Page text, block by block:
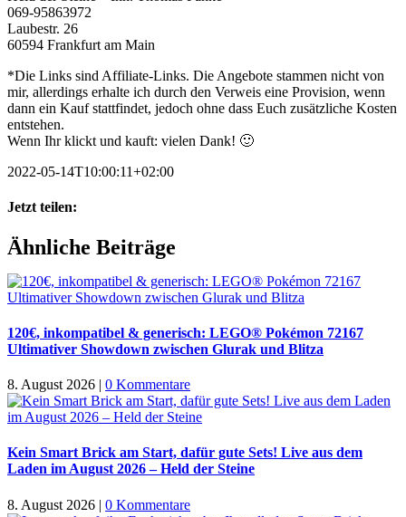
069-95863972
Laubestr. 26
60594 Frankfurt am Main
*Die Links sind Affiliate-Links. Die Angebote stammen nicht von
mir, allerdings erhalte ich durch den Verweis eine Provision, wenn
dann ein Kauf stattfindet, jedoch ohne dass Euch zusätzliche Kosten
entstehen.
Wenn Ihr klickt und kauft: vielen Dank! 🙂
2022-05-14T10:00:11+02:00
Jetzt teilen:
Facebook
X
WhatsApp
Pinterest
E-
Mail
Ähnliche Beiträge
120€, inkompatibel & generisch: LEGO® Pokémon 72167
Ultimativer Showdown zwischen Glurak und Blitza
8. August 2026 | 0 Kommentare
Kein Smart Brick am Start, dafür gute Sets! Live aus dem
Laden im August 2026 – Held der Steine
8. August 2026 | 0 Kommentare